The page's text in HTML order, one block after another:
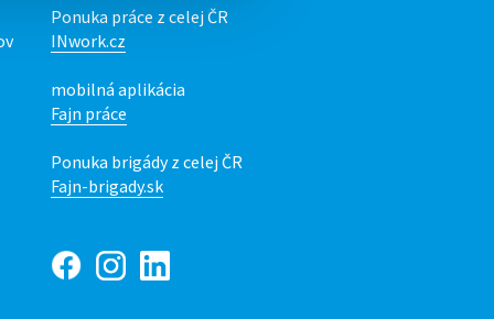
Ponuka práce z celej ČR
INwork.cz
mobilná aplikácia
Fajn práce
Ponuka brigády z celej ČR
Fajn-brigady.sk